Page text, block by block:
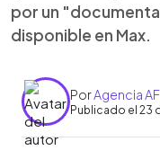
por un
disponible en Max.
PorAgencia
Publicado el 23